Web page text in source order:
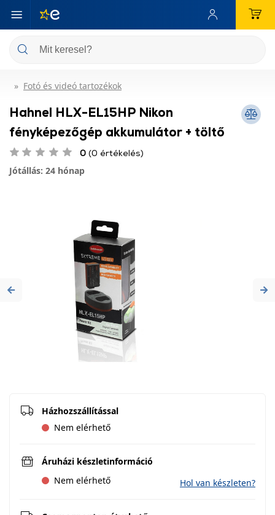
Fotó és videó tartozékok
Hahnel HLX-EL15HP Nikon
fényképezőgép akkumulátor + töltő
0 (0 értékelés)
Jótállás: 24 hónap
Previous
Házhozszállítással
Nem elérhető
Áruházi készletinformáció
Nem elérhető
Hol van készleten?